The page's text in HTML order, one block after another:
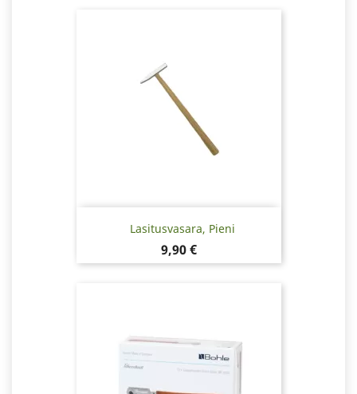
Lasitusvasara, Pieni
Hinta
9,90 €